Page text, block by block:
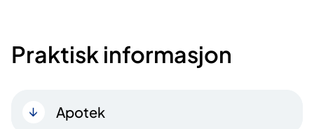
Praktisk informasjon
Apotek